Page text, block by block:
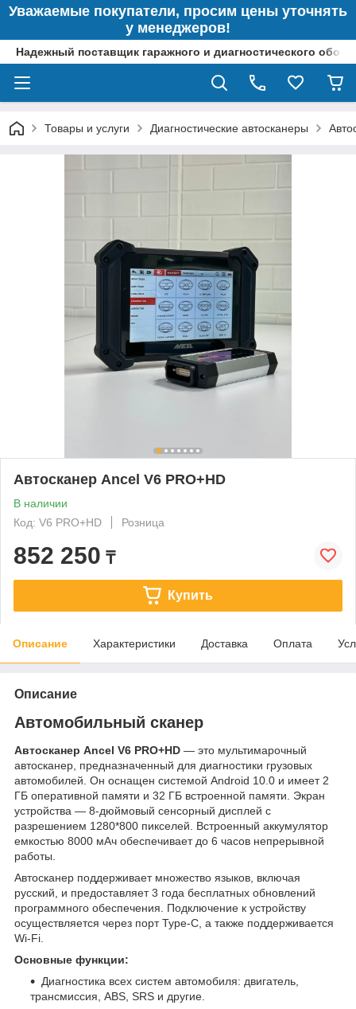
Уважаемые покупатели, просим цены уточнять
у менеджеров!
Надежный поставщик гаражного и диагностического
Товары и услуги Диагностические автосканеры
Автосканер Ancel V6 PRO+HD
В наличии
Код: V6 PRO+HD
Розница
852 250 ₸
Купить
Описание Характеристики Доставка Оплата
Описание
Автомобильный сканер
Автосканер Ancel V6 PRO+HD — это мультимарочный
автосканер, предназначенный для диагностики грузовых
автомобилей. Он оснащен системой Android 10.0 и имеет 2
ГБ оперативной памяти и 32 ГБ встроенной памяти. Экран
устройства — 8-дюймовый сенсорный дисплей с
разрешением 1280*800 пикселей. Встроенный аккумулятор
емкостью 8000 мАч обеспечивает до 6 часов непрерывной
работы.
Автосканер поддерживает множество языков, включая
русский, и предоставляет 3 года бесплатных обновлений
программного обеспечения. Подключение к устройству
осуществляется через порт Type-C, а также поддерживается
Wi-Fi.
Основные функции:
Диагностика всех систем автомобиля: двигатель,
трансмиссия, ABS, SRS и другие.